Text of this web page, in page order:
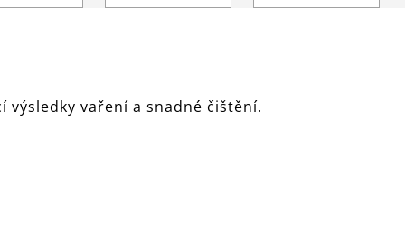
výsledky vaření a snadné čištění.